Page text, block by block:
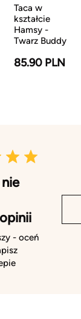
Taca w
kształcie
Hamsy -
Twarz Buddy
85.90 PLN
- oceń